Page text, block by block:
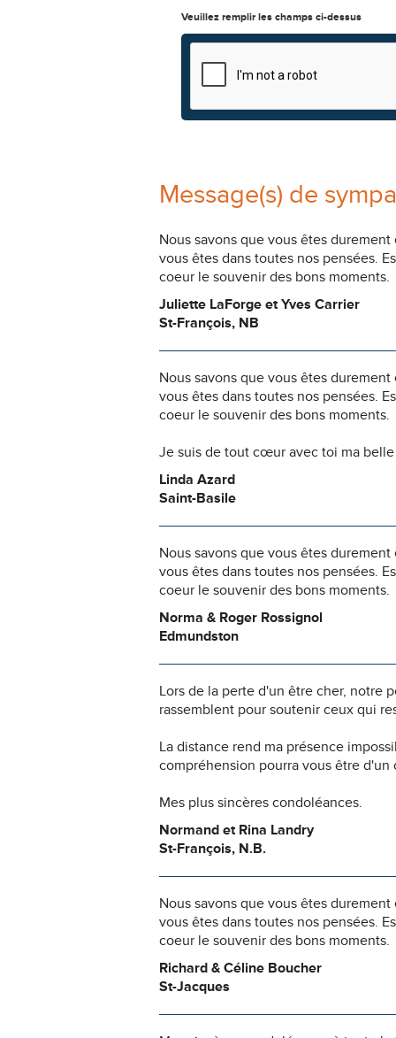
Veuillez remplir les champs ci-dessus
Message(s) de
Nous savons que vous êtes
vous êtes dans toutes nos pensées.
coeur le souvenir des bons moments.
Juliette LaForge et Yves Carrier
St-François, NB
Nous savons que vous êtes
vous êtes dans toutes nos pensées.
coeur le souvenir des bons moments.
Je suis de tout cœur avec toi ma
Linda Azard
Saint-Basile
Nous savons que vous êtes
vous êtes dans toutes nos pensées.
coeur le souvenir des bons moments.
Norma & Roger Rossignol
Edmundston
Lors de la perte d'un être cher, notre
rassemblent pour soutenir ceux qui
La distance rend ma présence
compréhension pourra vous être d'un
Mes plus sincères condoléances.
Normand et Rina Landry
St-François, N.B.
Nous savons que vous êtes
vous êtes dans toutes nos pensées.
coeur le souvenir des bons moments.
Richard & Céline Boucher
St-Jacques